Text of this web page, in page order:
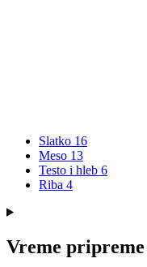
Slatko 16
Meso 13
Testo i hleb 6
Riba 4
Vreme pripreme